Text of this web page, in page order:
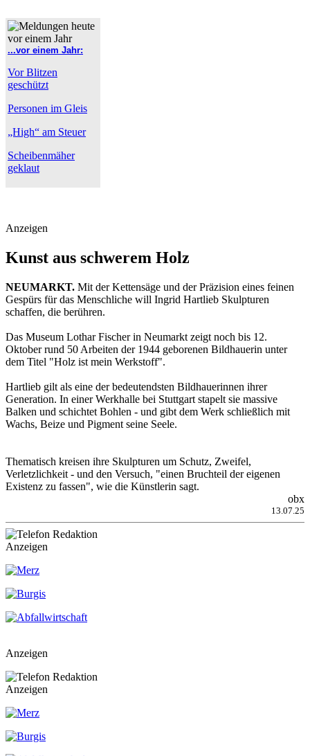
...vor einem Jahr:
Vor Blitzen
geschützt
Personen im Gleis
„High“ am Steuer
Scheibenmäher
geklaut
Anzeigen
Kunst aus schwerem Holz
NEUMARKT. Mit der Kettensäge und der Präzision eines feinen
Gespürs für das Menschliche will Ingrid Hartlieb Skulpturen
schaffen, die berühren.
Das Museum Lothar Fischer in Neumarkt zeigt noch bis 12.
Oktober rund 50 Arbeiten der 1944 geborenen Bildhauerin unter
dem Titel "Holz ist mein Werkstoff".
Hartlieb gilt als eine der bedeutendsten Bildhauerinnen ihrer
Generation. In einer Werkhalle bei Stuttgart stapelt sie massive
Balken und schichtet Bohlen - und gibt dem Werk schließlich mit
Wachs, Beize und Pigment seine Seele.
Thematisch kreisen ihre Skulpturen um Schutz, Zweifel,
Verletzlichkeit - und den Versuch, "einen Bruchteil der eigenen
Existenz zu fassen", wie die Künstlerin sagt.
obx
13.07.25
Anzeigen
Anzeigen
Anzeigen